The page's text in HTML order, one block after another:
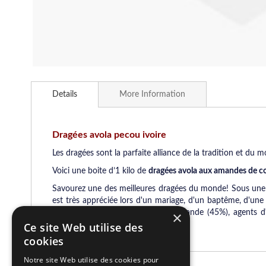
to
gallery
Details
Dragées avola pecou ivoire
Les dragées sont la parfaite alliance de la tradition et du
Voici une boite d’1 kilo de dragées avola aux amandes de
Savourez une des meilleures dragées du monde! Sous
est très appréciée lors d'un mariage, d'un baptême,
convives ! Composition : sucre, amande (45%), agents
noisette.
More Information
×
Ce site Web utilise des
cookies
Notre site Web utilise des cookies pour